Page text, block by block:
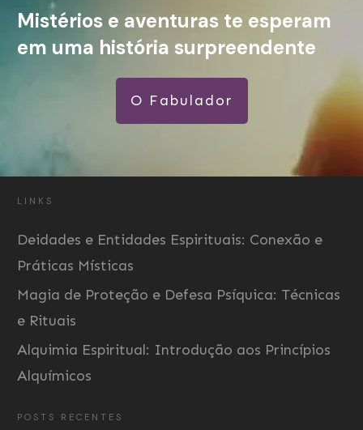
Mistérios e aventuras te esperam
em uma história surpreendente
O Fabulador
POSTS RECENTES
LINKS
Deidades e Entidades Espirituais: Conexão e
Práticas Místicas
Magia de Proteção e Defesa Psíquica: Técnicas
e Rituais
Alquimia Espiritual: Introdução aos Princípios
Alquímicos